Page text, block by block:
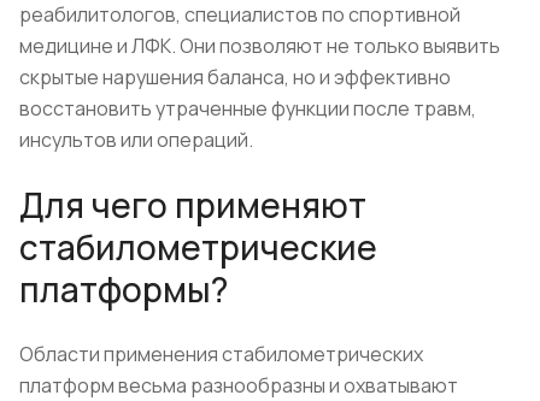
реабилитологов, специалистов по спортивной
медицине и ЛФК. Они позволяют не только выявить
скрытые нарушения баланса, но и эффективно
восстановить утраченные функции после травм,
инсультов или операций.
Для чего применяют
стабилометрические
платформы?
Области применения стабилометрических
платформ весьма разнообразны и охватывают